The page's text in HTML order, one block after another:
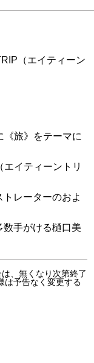
（エイティーン
《旅》をテーマに
エイティーントリ
トレーターのおよ
数手がける樋口美
、無くなり次第終了
は予告なく変更する